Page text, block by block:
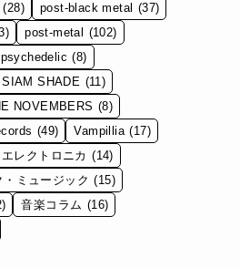
(28) post-black metal (37)
post-metal (102)
psychedelic (8)
SIAM SHADE (11)
NOVEMBERS (8)
(49) Vampillia (17)
エレクトロニカ (14)
ミュージック (15)
音楽コラム (16)